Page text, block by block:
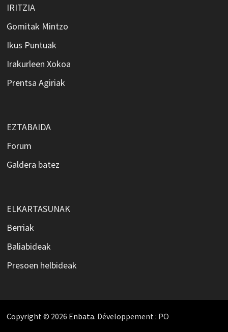
IRITZIA
Gomitak Mintzo
Ikus Puntuak
Irakurleen Xokoa
Prentsa Agiriak
EZTABAIDA
Forum
Galdera batez
ELKARTASUNAK
Berriak
Baliabideak
Presoen helbideak
Copyright © 2026 Enbata. Développement : PO